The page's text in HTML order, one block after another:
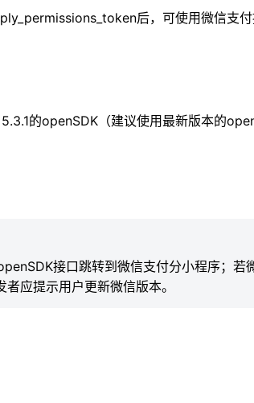
后，可使用微信支
的openSDK（建议使用最新版本的
接口跳转到微信支付分小程序；若
应提示用户更新微信版本。